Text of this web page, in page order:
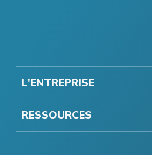
L'ENTREPRISE
RESSOURCES